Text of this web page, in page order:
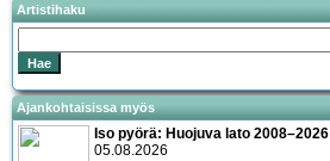
Artistihaku
Ajankohtaisissa myös
Iso pyörä: Huojuva lato 2008–2026
05.08.2026